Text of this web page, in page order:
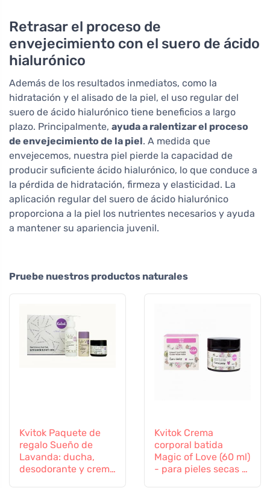
Retrasar el proceso de
envejecimiento con el suero de ácido
hialurónico
Además de los resultados inmediatos, como la
hidratación y el alisado de la piel, el uso regular del
suero de ácido hialurónico tiene beneficios a largo
plazo. Principalmente, ayuda a ralentizar el proceso
de envejecimiento de la piel. A medida que
envejecemos, nuestra piel pierde la capacidad de
producir suficiente ácido hialurónico, lo que conduce a
la pérdida de hidratación, firmeza y elasticidad. La
aplicación regular del suero de ácido hialurónico
proporciona a la piel los nutrientes necesarios y ayuda
a mantener su apariencia juvenil.
Pruebe nuestros productos naturales
Kvitok Paquete de
regalo Sueño de
Lavanda: ducha,
desodorante y crema
Kvitok Crema
corporal batida
Magic of Love (60 ml)
- para pieles secas y